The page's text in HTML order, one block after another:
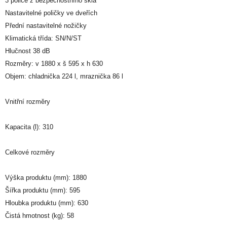
Nastavitelné poličky ve dveřích
Přední nastavitelné nožičky
Klimatická třída: SN/N/ST
Hlučnost 38 dB
Rozměry: v 1880 x š 595 x h 630
Objem: chladnička 224 l, mraznička 86 l
Vnitřní rozměry
Kapacita (l): 310
Celkové rozměry
Výška produktu (mm): 1880
Šířka produktu (mm): 595
Hloubka produktu (mm): 630
Čistá hmotnost (kg): 58